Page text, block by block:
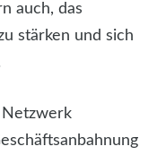
auch, das
stärken und sich
Netzwerk